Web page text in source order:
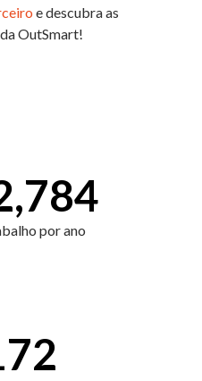
e descubra as
OutSmart!
por ano